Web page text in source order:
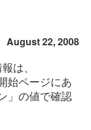
August 22, 2008
は、
始ページにあ
」の値で確認